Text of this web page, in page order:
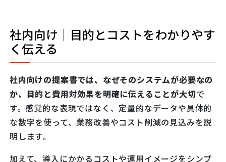
社内向け｜目的とコストをわかりやす
く伝える
社内向けの提案書では、なぜそのシステムが必要なの
か、目的と費用対効果を明確に伝えることが大切で
す。感覚的な表現ではなく、定量的なデータや具体的
な数字を使って、業務改善やコスト削減の見込みを説
明します。
加えて、導入にかかるコストや運用イメージをシンプ